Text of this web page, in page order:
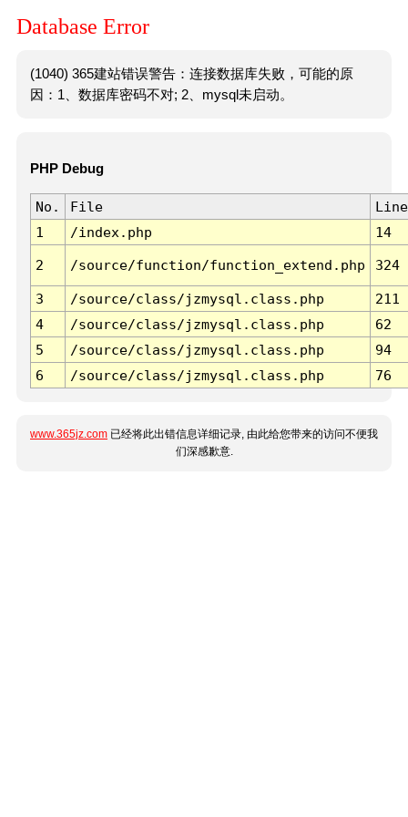
Database Error
(1040) 365建站错误警告：连接数据库失败，可能的原
因：1、数据库密码不对; 2、mysql未启动。
PHP Debug
No. File
Line
1
/index.php 14
2 /source/function/function_extend.php 324
3 /source/class/jzmysql.class.php
211
4
/source/class/jzmysql.class.php
62
5
/source/class/jzmysql.class.php
94
6
/source/class/jzmysql.class.php 76
www.365jz.com 已经将此出错信息详细记录, 由此给您带来的访问不便我
们深感歉意.